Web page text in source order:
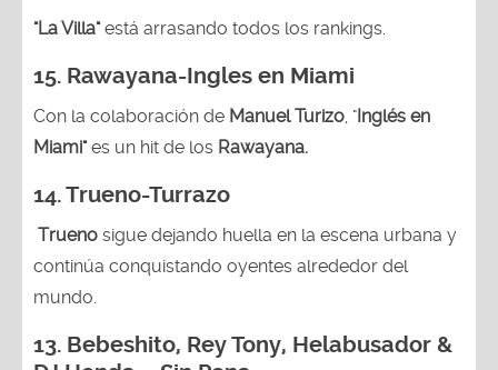
"La Villa"está arrasando todos los rankings.
15. Rawayana-Ingles en Miami
Con la colaboración de Manuel Turizo, "Inglés en
Miami"es un hit de los Rawayana.
14.Trueno-Turrazo
Trueno sigue dejando huella en la escena urbana y
continúa conquistando oyentes alrededor del
mundo.
13. Bebeshito, Rey Tony, Helabusador &